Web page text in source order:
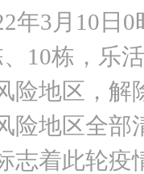
年3月10日
、10栋，乐
险地区，解
险地区全部
志着此轮疫